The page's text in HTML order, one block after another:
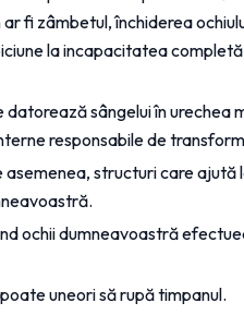
fi zâmbetul, închiderea
la incapacitatea completă
sângelui în urechea
responsabile de
asemenea, structuri care
ochii dumneavoastră
uneori să rupă timpanul.